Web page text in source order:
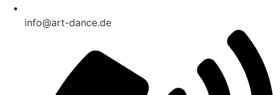
info@art-dance.de